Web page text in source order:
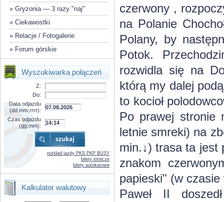
czerwony ,
na Polanie
Polany, by
Potok.
rozwidla się na
którą my dalej
to kocioł
Po prawej stronie
letnie smreki) na
min.↓) trasa ta jest
znakom
papieski" (w
Paweł II
» Gryzonia — 3 razy "naj"
» Ciekawostki
» Relacje / Fotogalerie
» Forum górskie
Wyszukiwarka połączeń
Z:
Do:
Data odjazdu
(dd.mm.rrrr):
Czas odjazdu
(gg:mm):
rozkład jazdy PKS PKP BUSY
bilety lotnicze
bilety autokarowe
Kalkulator walutowy